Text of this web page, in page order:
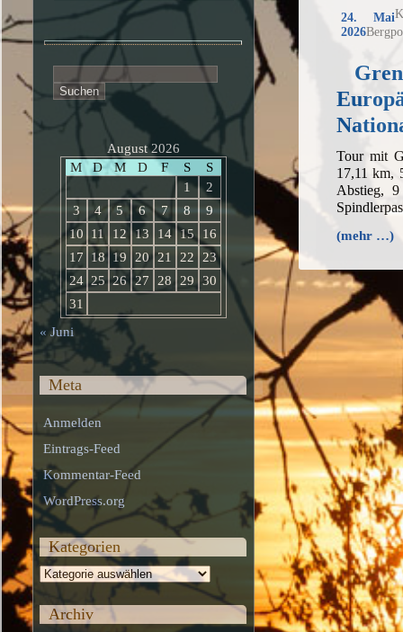
24. Mai
2026
Tour mit
17,11 km,
Abstieg,
(mehr …)
nach:
August 2026
M
D M D F S
S
1
2
3
4 5 6 7 8
9
10
11 12 13 14 15
16
17
18 19 20 21 22
23
24 25 26 27 28 29
30
31
« Juni
Meta
Anmelden
Eintrags-Feed
Kommentar-Feed
WordPress.org
Kategorien
Kategorien
Archiv